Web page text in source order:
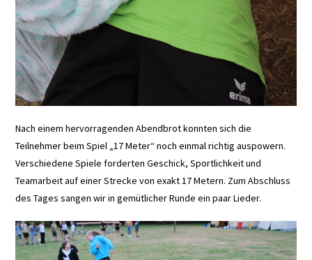
Nach einem hervorragenden Abendbrot konnten sich die
Teilnehmer beim Spiel „17 Meter“ noch einmal richtig auspowern.
Verschiedene Spiele forderten Geschick, Sportlichkeit und
Teamarbeit auf einer Strecke von exakt 17 Metern. Zum Abschluss
des Tages sangen wir in gemütlicher Runde ein paar Lieder.